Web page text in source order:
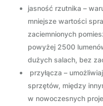
jasność rzutnika –
mniejsze wartości
zaciemnionych
powyżej 2500
dużych salach, bez
przyłącza –
sprzętów, między
w nowoczesnych